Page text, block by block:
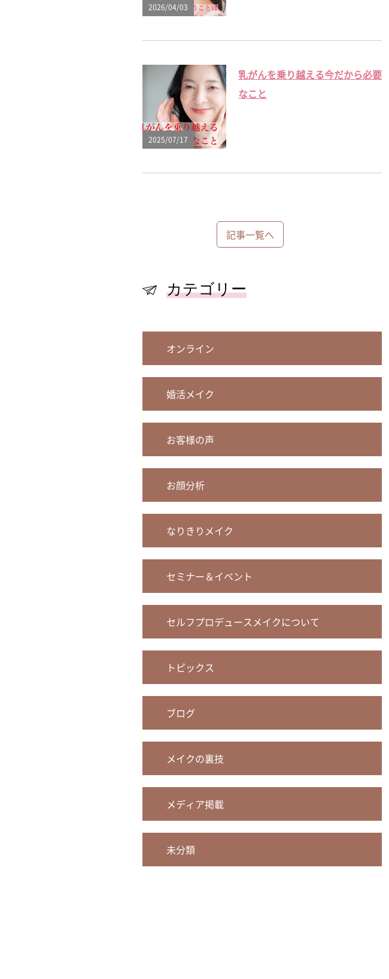
2026/04/03
2025/07/17
乳がんを乗り越える今だから必要
なこと
記事一覧へ
カテゴリー
オンライン
婚活メイク
お客様の声
お顔分析
なりきりメイク
セミナー＆イベント
セルフプロデュースメイクについて
トピックス
ブログ
メイクの裏技
メディア掲載
未分類